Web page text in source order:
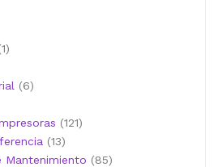
11
66
121121
1313
productos
Mantenimiento 8585